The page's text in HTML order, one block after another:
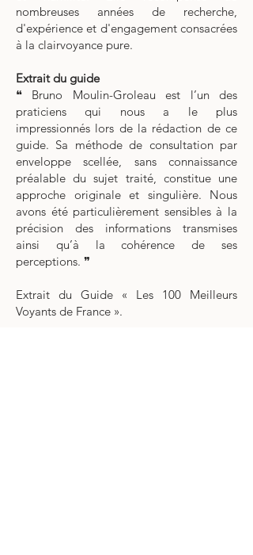
nombreuses années de recherche,
d'expérience et d'engagement consacrées
à la clairvoyance pure.
​Extrait du guide
❝ Bruno Moulin-Groleau est l’un des
praticiens qui nous a le plus
impressionnés lors de la rédaction de ce
guide. Sa méthode de consultation par
enveloppe scellée, sans connaissance
préalable du sujet traité, constitue une
approche originale et singulière. Nous
avons été particulièrement sensibles à la
précision des informations transmises
ainsi qu’à la cohérence de ses
perceptions. ❞
Extrait du Guide « Les 100 Meilleurs
Voyants de France ».